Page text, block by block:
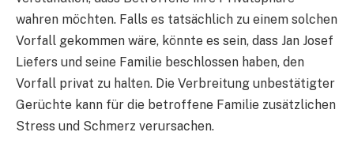
wahren möchten. Falls es tatsächlich zu einem solchen
Vorfall gekommen wäre, könnte es sein, dass Jan Josef
Liefers und seine Familie beschlossen haben, den
Vorfall privat zu halten. Die Verbreitung unbestätigter
Gerüchte kann für die betroffene Familie zusätzlichen
Stress und Schmerz verursachen.